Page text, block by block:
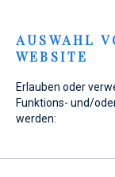
Home Legal Wer
Wer wir
AUSWAHL
WEBSITE
Erlauben oder
Funktions- und/
werden: